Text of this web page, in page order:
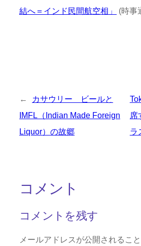
結へ＝インド民間航空相」
(時事
←
カサウリー ビールと
IMFL（Indian Made Foreign
Liquor）の故郷
席
ラ
コメント
コメントを残す
メールアドレスが公開されるこ